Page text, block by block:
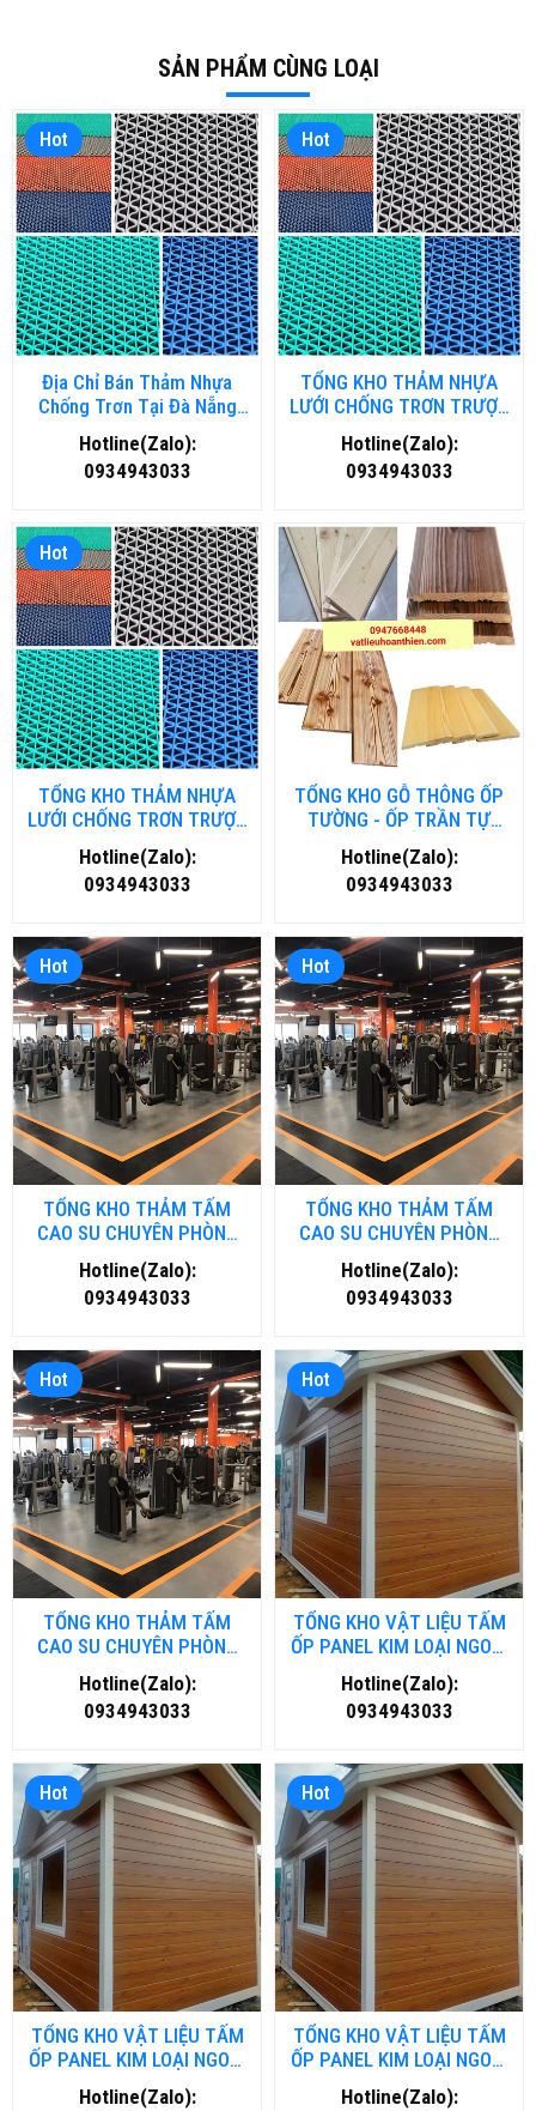
SẢN PHẨM CÙNG LOẠI
Hot
Địa Chỉ Bán Thảm Nhựa
Chống Trơn Tại Đà Nẵng
Chất Lượng, Giá Rẻ
Hotline(Zalo):
0934943033
Hot
TỔNG KHO THẢM NHỰA
LƯỚI CHỐNG TRƠN TRƯỢT
TẠI HÀ NỘI
Hotline(Zalo):
0934943033
Hot
TỔNG KHO THẢM NHỰA
LƯỚI CHỐNG TRƠN TRƯỢT
TẠI HỒ CHÍ MINH
Hotline(Zalo):
0934943033
TỔNG KHO GỖ THÔNG ỐP
TƯỜNG - ỐP TRẦN TỰ
NHIÊN TẠI HẢI DƯƠNG
Hotline(Zalo):
0934943033
Hot
TỔNG KHO THẢM TẤM
CAO SU CHUYÊN PHÒNG
GYM- FITNESS TẠI ĐÀ
NẴNG
Hotline(Zalo):
0934943033
Hot
TỔNG KHO THẢM TẤM
CAO SU CHUYÊN PHÒNG
GYM- FITNESS TẠI HÀ NỘI
Hotline(Zalo):
0934943033
Hot
TỔNG KHO THẢM TẤM
CAO SU CHUYÊN PHÒNG
GYM- FITNESS TẠI HỒ CHÍ
MINH
Hotline(Zalo):
0934943033
Hot
TỔNG KHO VẬT LIỆU TẤM
ỐP PANEL KIM LOẠI NGOÀI
TRỜI TẠI NGHỆ AN
Hotline(Zalo):
0934943033
Hot
TỔNG KHO VẬT LIỆU TẤM
ỐP PANEL KIM LOẠI NGOÀI
TRỜI TẠI THANH HOÁ
Hotline(Zalo):
Hot
TỔNG KHO VẬT LIỆU TẤM
ỐP PANEL KIM LOẠI NGOÀI
TRỜI TẠI ĐÀ NĂNG
Hotline(Zalo):